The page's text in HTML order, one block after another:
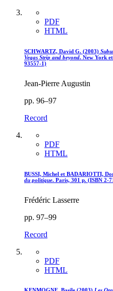
PDF
HTML
SCHWARTZ, David G. (2003)
Vegas Strip and beyond. New York
93557-1)
Jean-Pierre Augustin
pp. 96–97
Record
PDF
HTML
BUSSI, Michel et BADARIOTTI,
du politique. Paris, 301 p. (ISBN 2-
Frédéric Lasserre
pp. 97–99
Record
PDF
HTML